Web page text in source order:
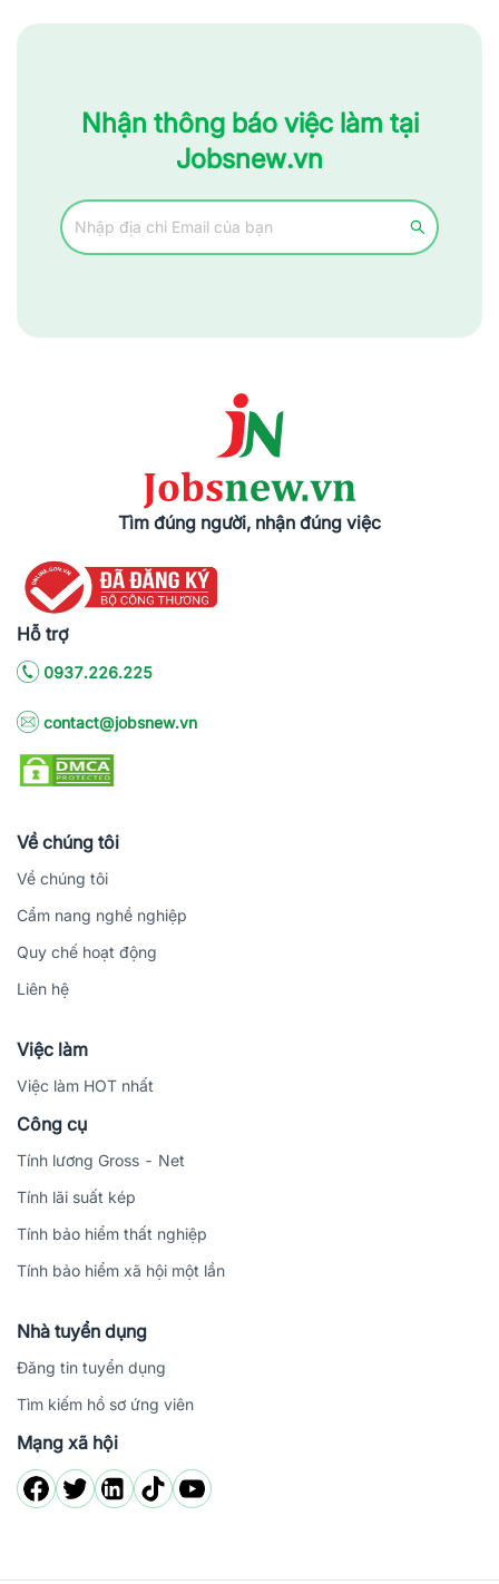
Nhận thông báo việc làm tại
Jobsnew.vn
Tìm đúng người, nhận đúng việc
Hỗ trợ
0937.226.225
contact@jobsnew.vn
Về chúng tôi
Về chúng tôi
Cẩm nang nghề nghiệp
Quy chế hoạt động
Liên hệ
Việc làm
Việc làm HOT nhất
Công cụ
Tính lương Gross - Net
Tính lãi suất kép
Tính bảo hiểm thất nghiệp
Tính bảo hiểm xã hội một lần
Nhà tuyển dụng
Đăng tin tuyển dụng
Tìm kiếm hồ sơ ứng viên
Mạng xã hội